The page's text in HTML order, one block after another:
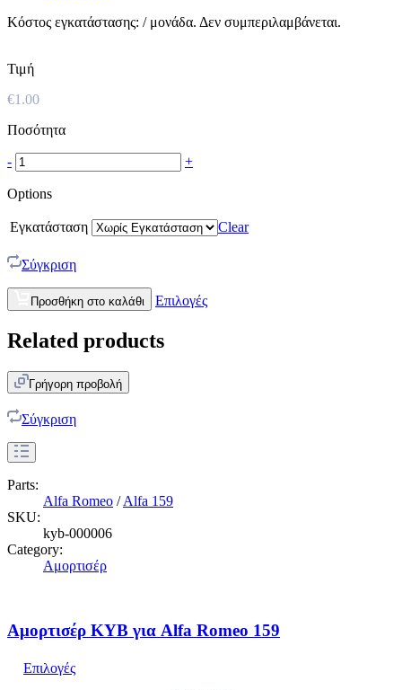
Κόστος εγκατάστασης: / μονάδα. Δεν συμπεριλαμβάνεται.
Τιμή
€1.00
Ποσότητα
- +
Options
Εγκατάσταση Clear
Σύγκριση
Προσθήκη στο καλάθι Επιλογές
Related products
Γρήγορη προβολή
Σύγκριση
Parts:
Alfa Romeo /Alfa 159
SKU:
kyb-000006
Category:
Αμορτισέρ
Αμορτισέρ KYB για Alfa Romeo 159
Επιλογές